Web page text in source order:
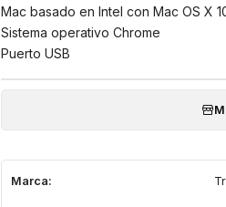
Mac basado en Intel con Mac OS X
Sistema operativo Chrome
Puerto USB
Marca: